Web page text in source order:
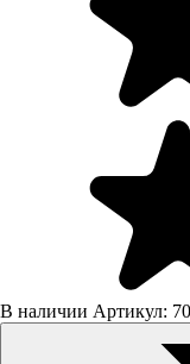
В наличии Артикул: